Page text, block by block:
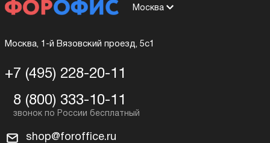
Москва
Москва, 1-й Вязовский проезд, 5с1
+7 (495) 228-20-11
8 (800) 333-10-11
shop@foroffice.ru